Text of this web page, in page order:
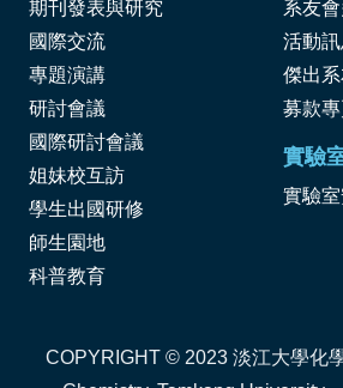
期刊發表與研究
國際交流
專題演講
研討會議
國際研討會議
姐妹校互訪
學生出國研修
師生園地
科普教育
系友
活動
傑出
募款
實驗
實驗
COPYRIGHT © 2023 淡江大學化